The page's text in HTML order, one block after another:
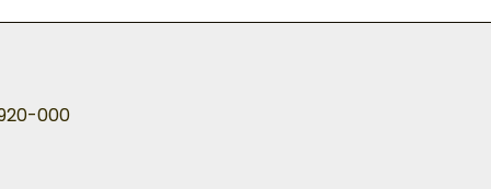
000